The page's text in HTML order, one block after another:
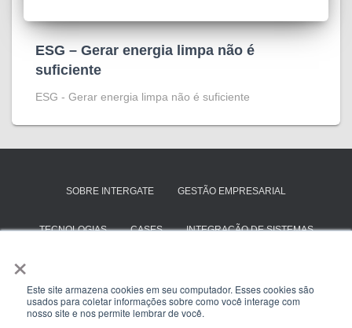
×
Este site armazena cookies em seu computador. Esses cookies são
usados para coletar informações sobre como você interage com
nosso site e nos permite lembrar de você.
ESG – Gerar energia limpa não é
suficiente
ESG - Gerar energia limpa não é suficiente
SOBRE INTERGATE GESTÃO EMPRESARIAL
TECNOLOGIAS CASES INTEGRAÇÃO DE SISTEMAS
ENTRE EM CONTATO